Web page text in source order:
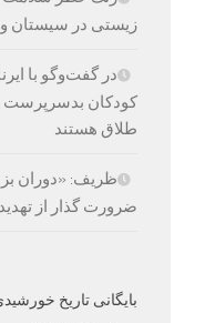
زیستی در سیستان
کودکان بدسرپرست
طلاق هستند
ظریف: «دوران
ضرورت گذار از
بایگانی تاریخ